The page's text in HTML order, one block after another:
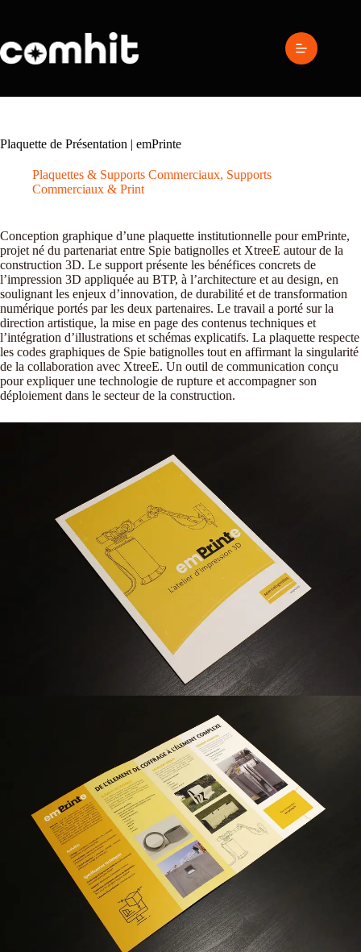
Plaquette de Présentation | emPrinte
Plaquettes & Supports Commerciaux, Supports
Commerciaux & Print
Conception graphique d’une plaquette institutionnelle pour emPrinte,
projet né du partenariat entre Spie batignolles et XtreeE autour de la
construction 3D. Le support présente les bénéfices concrets de
l’impression 3D appliquée au BTP, à l’architecture et au design, en
soulignant les enjeux d’innovation, de durabilité et de transformation
numérique portés par les deux partenaires. Le travail a porté sur la
direction artistique, la mise en page des contenus techniques et
l’intégration d’illustrations et schémas explicatifs. La plaquette respecte
les codes graphiques de Spie batignolles tout en affirmant la singularité
de la collaboration avec XtreeE. Un outil de communication conçu
pour expliquer une technologie de rupture et accompagner son
déploiement dans le secteur de la construction.